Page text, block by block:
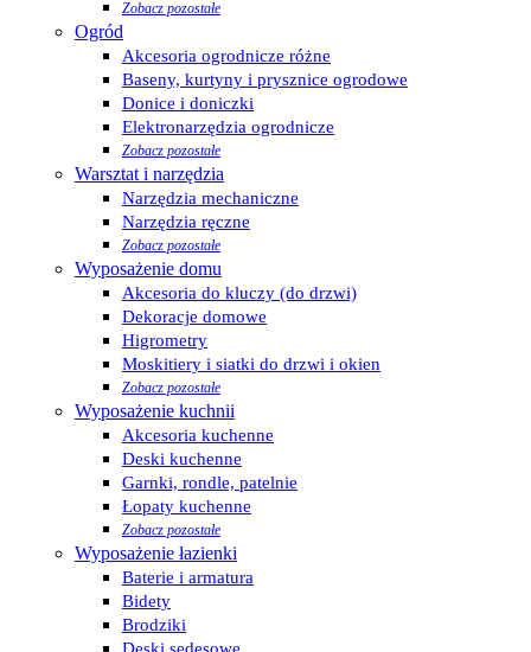
Zobacz pozostałe
Ogród
Akcesoria ogrodnicze różne
Baseny, kurtyny i prysznice ogrodowe
Donice i doniczki
Elektronarzędzia ogrodnicze
Zobacz pozostałe
Warsztat i narzędzia
Narzędzia mechaniczne
Narzędzia ręczne
Zobacz pozostałe
Wyposażenie domu
Akcesoria do kluczy (do drzwi)
Dekoracje domowe
Higrometry
Moskitiery i siatki do drzwi i okien
Zobacz pozostałe
Wyposażenie kuchnii
Akcesoria kuchenne
Deski kuchenne
Garnki, rondle, patelnie
Łopaty kuchenne
Zobacz pozostałe
Wyposażenie łazienki
Baterie i armatura
Bidety
Brodziki